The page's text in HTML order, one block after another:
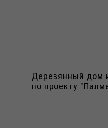
Деревянный дом
по проекту